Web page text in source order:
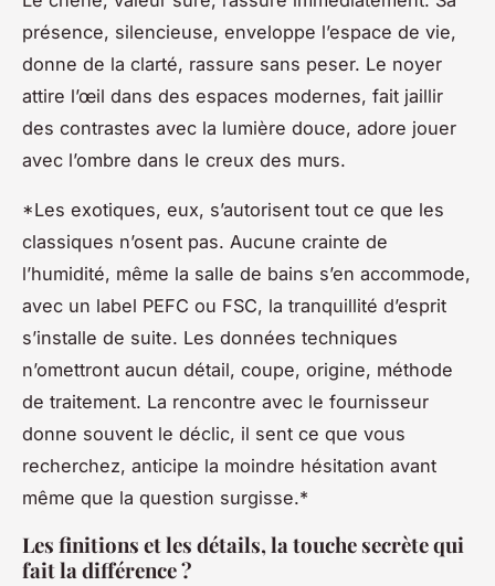
présence, silencieuse, enveloppe l’espace de vie,
donne de la clarté, rassure sans peser. Le noyer
attire l’œil dans des espaces modernes, fait jaillir
des contrastes avec la lumière douce, adore jouer
avec l’ombre dans le creux des murs.
*Les exotiques, eux, s’autorisent tout ce que les
classiques n’osent pas. Aucune crainte de
l’humidité, même la salle de bains s’en accommode,
avec un label PEFC ou FSC, la tranquillité d’esprit
s’installe de suite. Les données techniques
n’omettront aucun détail, coupe, origine, méthode
de traitement. La rencontre avec le fournisseur
donne souvent le déclic, il sent ce que vous
recherchez, anticipe la moindre hésitation avant
même que la question surgisse.*
Les finitions et les détails, la touche secrète qui
fait la différence ?